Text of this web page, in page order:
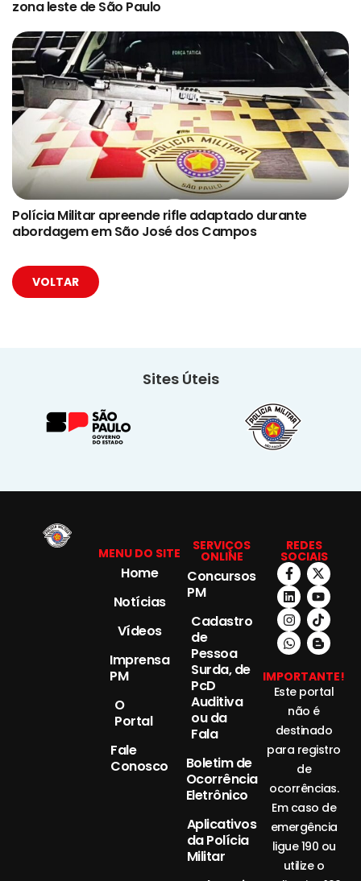
zona leste de São Paulo
Polícia Militar apreende rifle adaptado durante
abordagem em São José dos Campos
VOLTAR
Sites Úteis
MENU DO SITE
Home
Notícias
Vídeos
Imprensa
PM
O
Portal
Fale
Conosco
SERVIÇOS
ONLINE
Concursos
PM
Cadastro
de
Pessoa
Surda, de
PcD
Auditiva
ou da
Fala
Boletim de
Ocorrência
Eletrônico
Aplicativos
da Polícia
Militar
REDES
SOCIAIS
IMPORTANTE!
Este portal
não é
destinado
para registro
de
ocorrências.
Em caso de
emergência
ligue 190 ou
utilize o